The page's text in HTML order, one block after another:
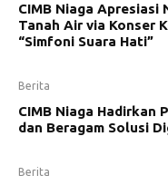
CIMB Niaga Apresiasi
Tanah Air via Konser
“Simfoni Suara Hati”
Berita
CIMB Niaga Hadirkan
dan Beragam Solusi
Berita